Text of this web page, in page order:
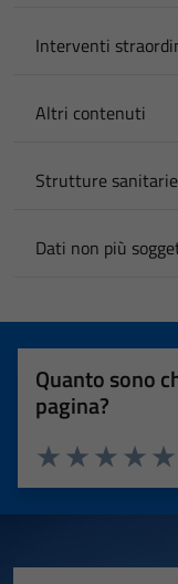
Interventi
Altri contenuti
Strutture
Dati non più
Quanto sono
pagina?
Valuta
Valuta 3
Valuta 2 stelle
Valuta 1 stelle su 5